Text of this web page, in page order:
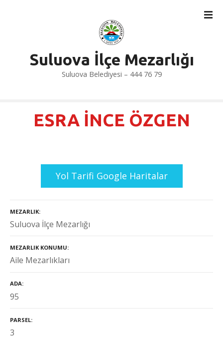
Suluova İlçe Mezarlığı
Suluova Belediyesi – 444 76 79
ESRA İNCE ÖZGEN
Yol Tarifi Google Haritalar
MEZARLIK
Suluova İlçe Mezarlığı
MEZARLIK KONUMU
Aile Mezarlıkları
ADA
95
PARSEL
3